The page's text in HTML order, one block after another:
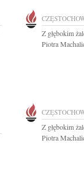
Z głębokim
Piotra
Z głębokim
Piotra